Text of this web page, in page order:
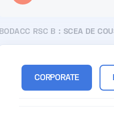
BODACC RSC B : SCEA DE
CORPORATE